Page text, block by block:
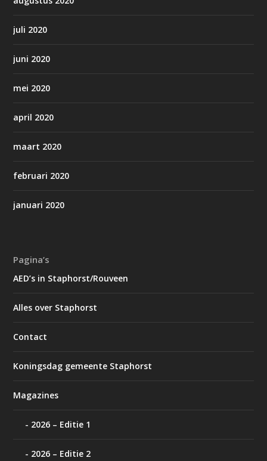
juli 2020
juni 2020
mei 2020
april 2020
maart 2020
februari 2020
januari 2020
Pagina’s
AED’s in Staphorst/Rouveen
Alles over Staphorst
Contact
Koningsdag gemeente Staphorst
Magazines
2026 – Editie 1
2026 – Editie 2